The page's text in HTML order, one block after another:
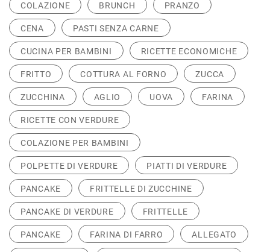
COLAZIONE BRUNCH PRANZO
CENA PASTI SENZA CARNE
CUCINA PER BAMBINI RICETTE ECONOMICHE
FRITTO COTTURA AL FORNO ZUCCA
ZUCCHINA AGLIO UOVA FARINA
RICETTE CON VERDURE
COLAZIONE PER BAMBINI
POLPETTE DI VERDURE PIATTI DI VERDURE
PANCAKE FRITTELLE DI ZUCCHINE
PANCAKE DI VERDURE FRITTELLE
PANCAKE FARINA DI FARRO ALLEGATO